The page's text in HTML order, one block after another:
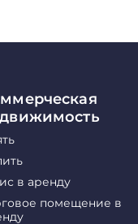
в аренду
помещение в